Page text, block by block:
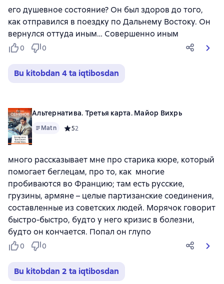
его душевное состояние? Он был здоров до того,
как отправился в поездку по Дальнему Востоку. Он
вернулся оттуда иным… Совершенно иным
0 0
Bu kitobdan 4 ta iqtibosdan
Альтернатива. Третья карта. Майор Вихрь
Matn Средний рейтинг 5 на основе 2 оценок
52
много рассказывает мне про старика кюре, который
помогает беглецам, про то, как многие
пробиваются во Францию; там есть русские,
грузины, армяне – целые партизанские соединения,
составленные из советских людей. Морячок говорит
быстро-быстро, будто у него кризис в болезни,
будто он кончается. Попал он глупо
0 0
Bu kitobdan 2 ta iqtibosdan